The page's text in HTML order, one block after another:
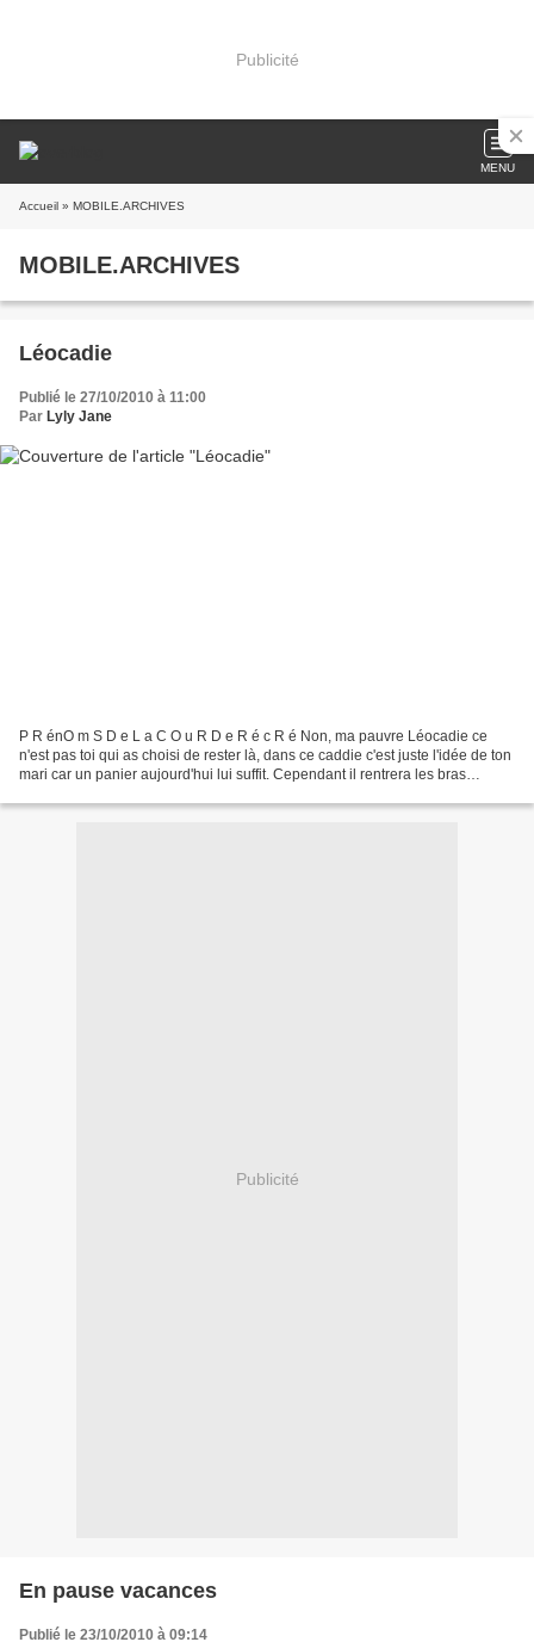
Publicité
MENU
Accueil » MOBILE.ARCHIVES
MOBILE.ARCHIVES
Léocadie
Publié le 27/10/2010 à 11:00
Par Lyly Jane
P R énO m S D e L a C O u R D e R é c R é Non, ma pauvre Léocadie ce
n'est pas toi qui as choisi de rester là, dans ce caddie c'est juste l'idée de ton
mari car un panier aujourd'hui lui suffit. Cependant il rentrera les bras
Publicité
En pause vacances
Publié le 23/10/2010 à 09:14